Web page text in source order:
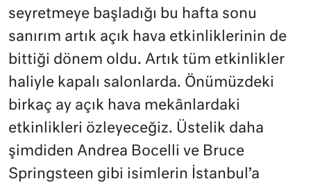
seyretmeye başladığı bu hafta sonu
sanırım artık açık hava etkinliklerinin de
bittiği dönem oldu. Artık tüm etkinlikler
haliyle kapalı salonlarda. Önümüzdeki
birkaç ay açık hava mekânlardaki
etkinlikleri özleyeceğiz. Üstelik daha
şimdiden Andrea Bocelli ve Bruce
Springsteen gibi isimlerin İstanbul’a